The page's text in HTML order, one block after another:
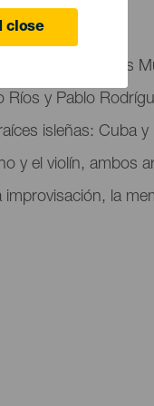
close
presenta Tegala’s
y Pablo
isleñas: Cuba y
y el violín, ambos
la